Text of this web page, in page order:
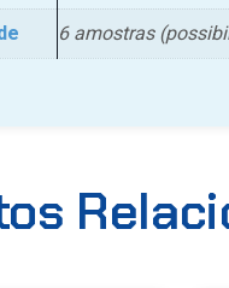
6 amostras